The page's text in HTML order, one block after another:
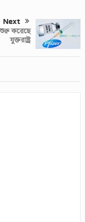
Next
শুরু করেছে
যুক্তরাষ্ট্র